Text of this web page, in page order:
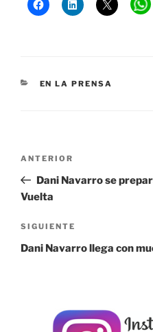
CATEGORÍAS
EN LA PRENSA
entradas
Entrada
anterior:
ANTERIOR
Dani Navarro se
Vuelta
Siguiente
entrada
SIGUIENTE
Dani Navarro llega con